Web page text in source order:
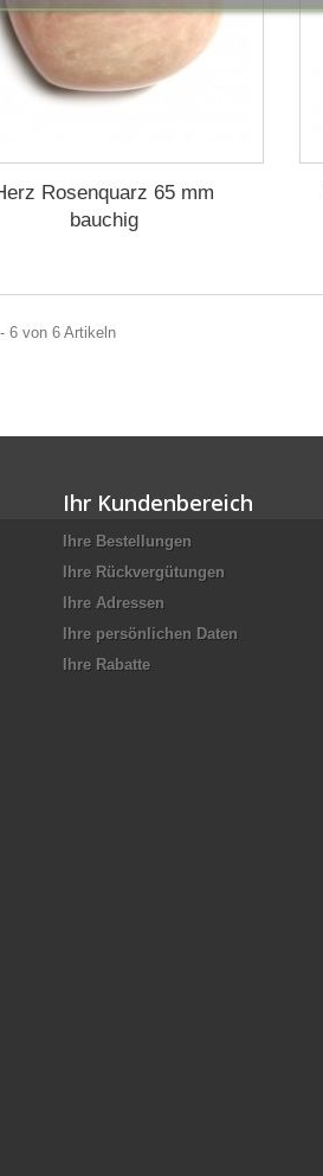
Rosenquarz 65 mm
bauchig
6 von 6 Artikeln
Ihr Kundenbereich
Ihre Bestellungen
Ihre Rückvergütungen
Ihre Adressen
Ihre persönlichen Daten
Ihre Rabatte